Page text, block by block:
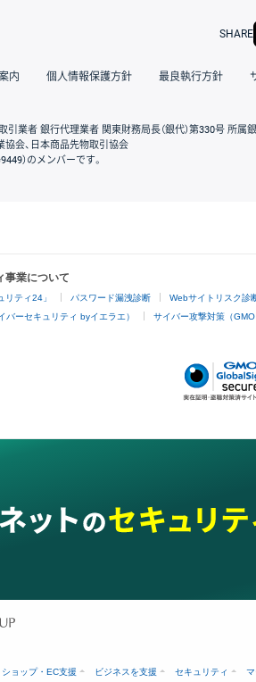
SHARE
内 個人情報保護方針 最良執行方針
引業者 銀行代理業者 関東財務局長（銀代）第330号 所属
協会、日本商品先物取引協会
）のメンバーです。
事業について
ティ24」 パスワード漏洩診断 Webサイトリスク診
バーセキュリティ byイエラエ） サイバー攻撃対策（GMO
ョップ・EC支援 ビジネスを支援 セキュリティ